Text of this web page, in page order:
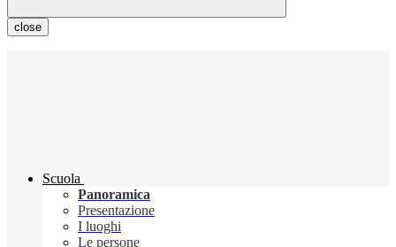
close
Scuola
Panoramica
Presentazione
I luoghi
Le persone